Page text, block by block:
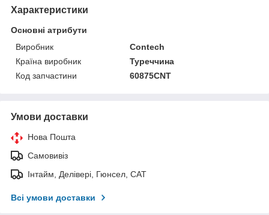
Характеристики
Основні атрибути
Виробник
Contech
Країна виробник
Туреччина
Код запчастини
60875CNT
Умови доставки
Нова Пошта
Самовивіз
Інтайм, Делівері, Гюнсел, САТ
Всі умови доставки